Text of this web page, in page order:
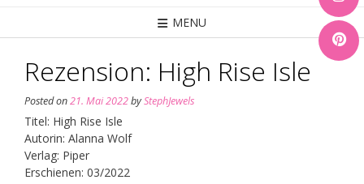
MENU
Rezension: High Rise Isle
Posted on21. Mai 2022byStephJewels
Titel: High Rise Isle
Autorin: Alanna Wolf
Verlag: Piper
Erschienen: 03/2022